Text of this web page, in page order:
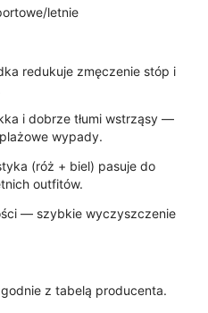
letnie
redukuje zmęczenie stóp i
i dobrze tłumi wstrząsy —
wypady.
(róż + biel) pasuje do
outfitów.
— szybkie wyczyszczenie
z tabelą producenta.